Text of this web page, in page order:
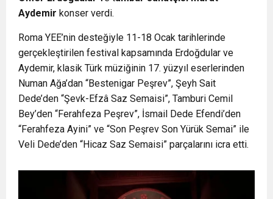
Aydemir konser verdi.
Roma YEE’nin desteğiyle 11-18 Ocak tarihlerinde
gerçekleştirilen festival kapsamında Erdoğdular ve
Aydemir, klasik Türk müziğinin 17. yüzyıl eserlerinden
Numan Ağa’dan “Bestenigar Peşrev”, Şeyh Sait
Dede’den “Şevk-Efzâ Saz Semaisi”, Tamburi Cemil
Bey’den “Ferahfeza Peşrev”, İsmail Dede Efendi’den
“Ferahfeza Ayini” ve “Son Peşrev Son Yürük Semai” ile
Veli Dede’den “Hicaz Saz Semaisi” parçalarını icra etti.